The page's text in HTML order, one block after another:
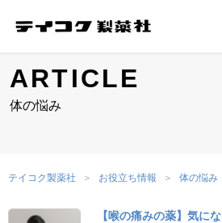
ARTICLE
体の悩み
テイコク製薬社 お役立ち情報 体の悩み
【喉の痛みの薬】気にな